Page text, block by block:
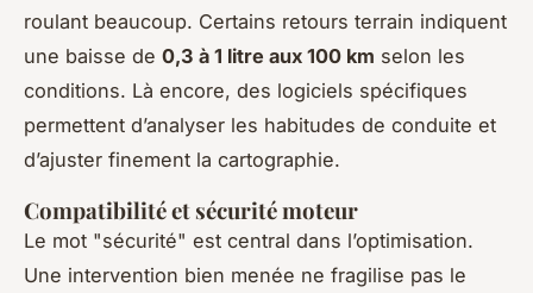
roulant beaucoup. Certains retours terrain indiquent
une baisse de 0,3 à 1 litre aux 100 km selon les
conditions. Là encore, des logiciels spécifiques
permettent d’analyser les habitudes de conduite et
d’ajuster finement la cartographie.
Compatibilité et sécurité moteur
Le mot "sécurité" est central dans l’optimisation.
Une intervention bien menée ne fragilise pas le